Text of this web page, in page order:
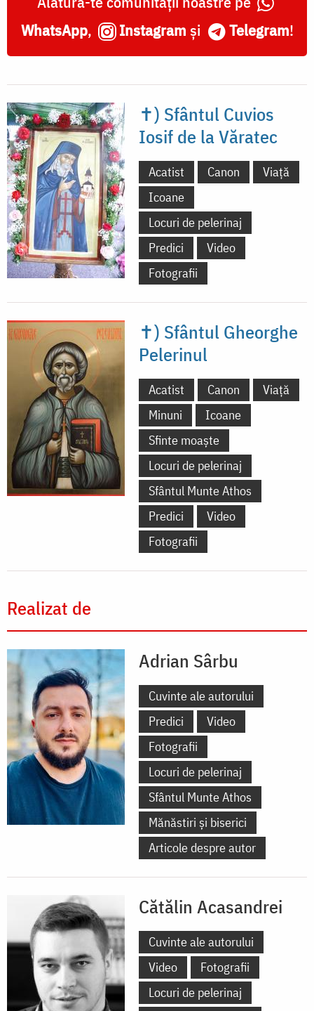
WhatsApp, Instagram și Telegram!
✝) Sfântul Cuvios
Iosif de la Văratec
Acatist Canon
Viață
Icoane
Locuri de pelerinaj
Predici
Video
Fotografii
✝) Sfântul Gheorghe
Pelerinul
Acatist Canon
Viață
Minuni
Icoane
Sfinte moaște
Locuri de pelerinaj
Sfântul Munte Athos
Predici
Video
Fotografii
Realizat de
Adrian Sârbu
Cuvinte ale autorului
Predici
Video
Fotografii
Locuri de pelerinaj
Sfântul Munte Athos
Mănăstiri și biserici
Articole despre autor
Cătălin Acasandrei
Cuvinte ale autorului
Video
Fotografii
Locuri de pelerinaj